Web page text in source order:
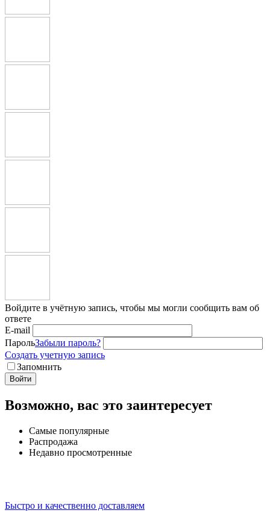
Войдите в учётную запись, чтобы мы могли сообщить вам об
ответе
E-mail
ПарольЗабыли пароль?
Создать учетную запись
Запомнить
Войти
Возможно, вас это заинтересует
Самые популярные
Распродажа
Недавно просмотренные
Быстро и качественно доставляем